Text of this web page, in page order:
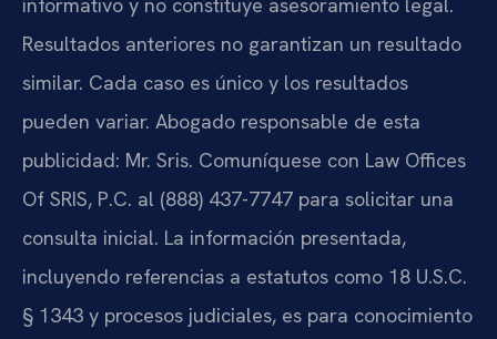
Resultados anteriores no garantizan un resultado
similar. Cada caso es único y los resultados
pueden variar. Abogado responsable de esta
publicidad: Mr. Sris. Comuníquese con Law Offices
Of SRIS, P.C. al (888) 437-7747 para solicitar una
consulta inicial. La información presentada,
incluyendo referencias a estatutos como 18 U.S.C.
§ 1343 y procesos judiciales, es para conocimiento